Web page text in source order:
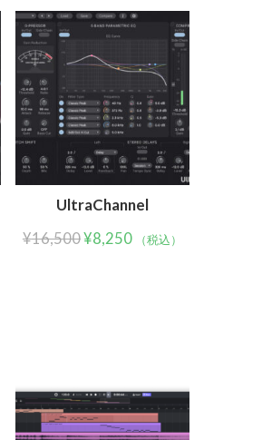
UltraChannel
¥16,500¥8,250 （税込）